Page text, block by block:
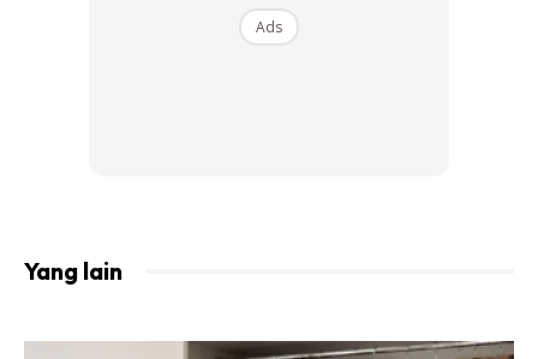
younger…The presence of silica in our bodies can
maintain the luster in our hair, the strength in our
Ads
Yang lain